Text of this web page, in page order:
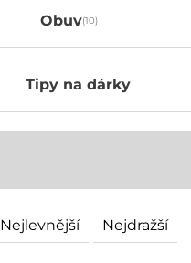
Obuv
Tipy na dárky
Nejlevnější Nejdražší